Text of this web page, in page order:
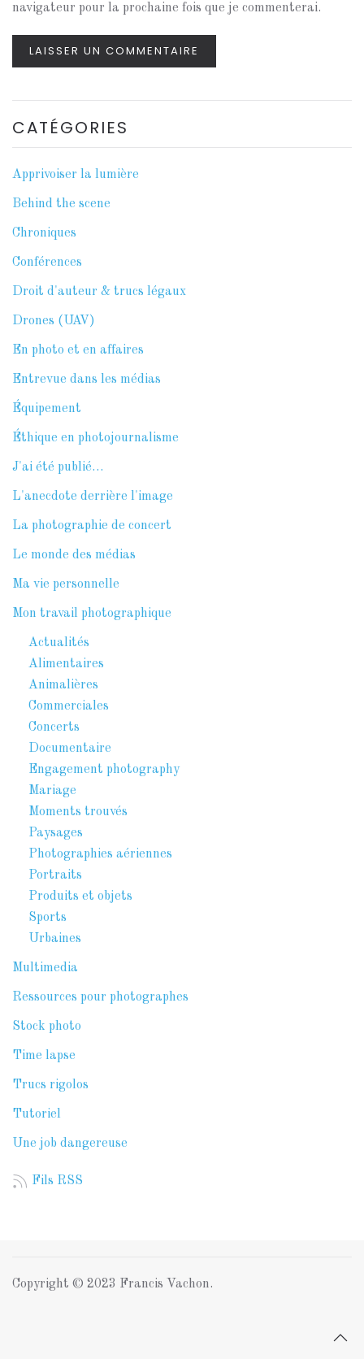
navigateur pour la prochaine fois que je commenterai.
LAISSER UN COMMENTAIRE
CATÉGORIES
Apprivoiser la lumière
Behind the scene
Chroniques
Conférences
Droit d'auteur & trucs légaux
Drones (UAV)
En photo et en affaires
Entrevue dans les médias
Équipement
Éthique en photojournalisme
J'ai été publié…
L'anecdote derrière l'image
La photographie de concert
Le monde des médias
Ma vie personnelle
Mon travail photographique
Actualités
Alimentaires
Animalières
Commerciales
Concerts
Documentaire
Engagement photography
Mariage
Moments trouvés
Paysages
Photographies aériennes
Portraits
Produits et objets
Sports
Urbaines
Multimedia
Ressources pour photographes
Stock photo
Time lapse
Trucs rigolos
Tutoriel
Une job dangereuse
Fils RSS
Copyright © 2023 Francis Vachon.